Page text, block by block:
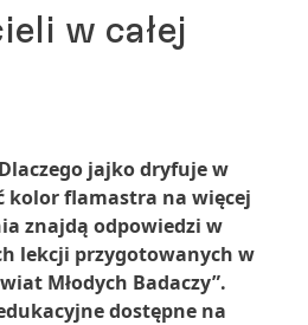
w całej
jajko dryfuje w
kolor flamastra na więcej
znajdą odpowiedzi w
lekcji przygotowanych w
Młodych Badaczy”.
dostępne na